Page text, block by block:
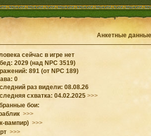
Анкетные
сейчас в игре нет
2029 (над NPC 3519)
891 (от NPC 189)
0
раз видели: 08.08.26
схватка: 04.02.2025 >>>
бои:
>>>
вампир) >>>
>>>